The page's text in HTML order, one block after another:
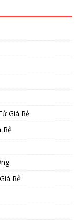
Giá Rẻ
Rẻ
Rẻ